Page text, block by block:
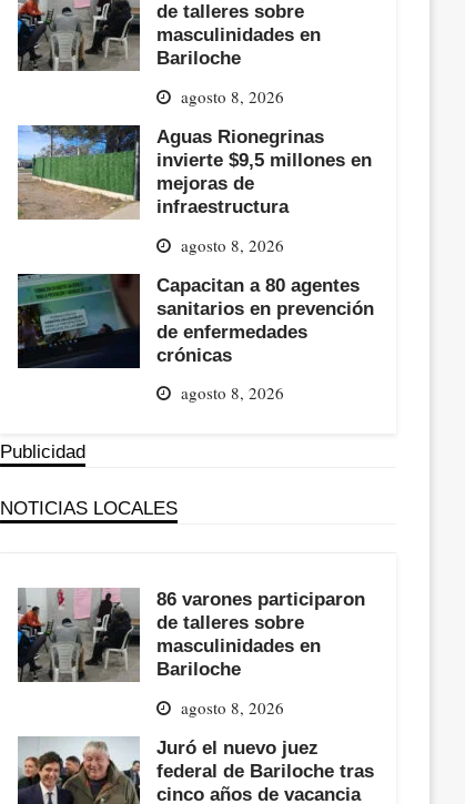
de talleres sobre
masculinidades en
Bariloche
agosto 8, 2026
Aguas Rionegrinas
invierte $9,5 millones en
mejoras de
infraestructura
agosto 8, 2026
Capacitan a 80 agentes
sanitarios en prevención
de enfermedades
crónicas
agosto 8, 2026
Publicidad
NOTICIAS LOCALES
86 varones participaron
de talleres sobre
masculinidades en
Bariloche
agosto 8, 2026
Juró el nuevo juez
federal de Bariloche tras
cinco años de vacancia